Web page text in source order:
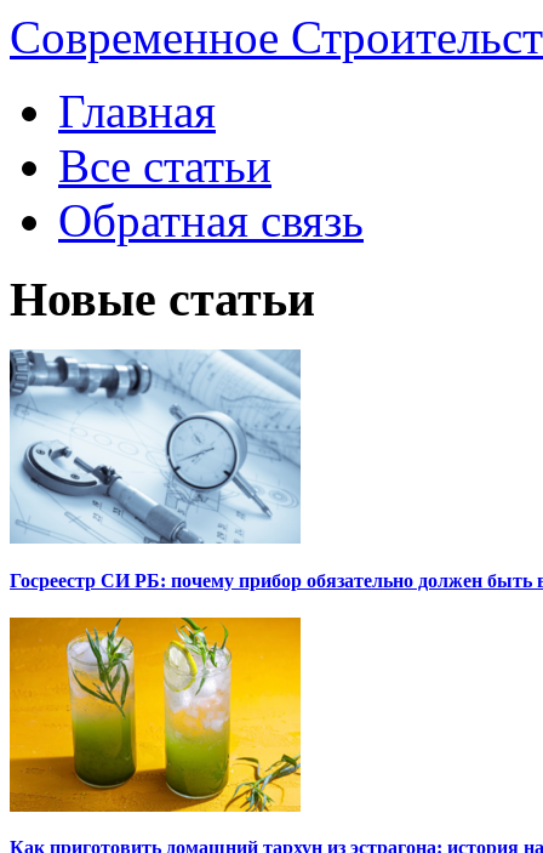
Современное
Главная
Все статьи
Обратная связь
Новые статьи
Госреестр СИ РБ: почему прибор обязательно должен быть
Как приготовить домашний тархун из эстрагона: история